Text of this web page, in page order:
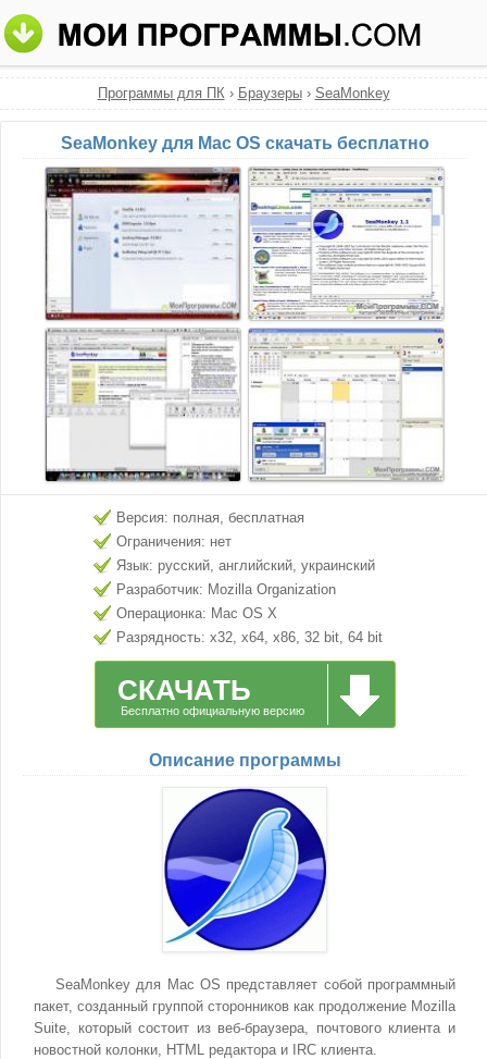
Программы для ПК› Браузеры› SeaMonkey
SeaMonkey для Mac OS скачать бесплатно
Версия: полная, бесплатная
Ограничения: нет
Язык: русский, английский, украинский
Разработчик: Mozilla Organization
Операционка: Mac OS X
Разрядность: x32, x64, x86, 32 bit, 64 bit
СКАЧАТЬ
Бесплатно официальную версию
Описание программы
SeaMonkey для Mac OS представляет собой программный
пакет, созданный группой сторонников как продолжение Mozilla
Suite, который состоит из веб-браузера, почтового клиента и
новостной колонки, HTML редактора и IRC клиента.